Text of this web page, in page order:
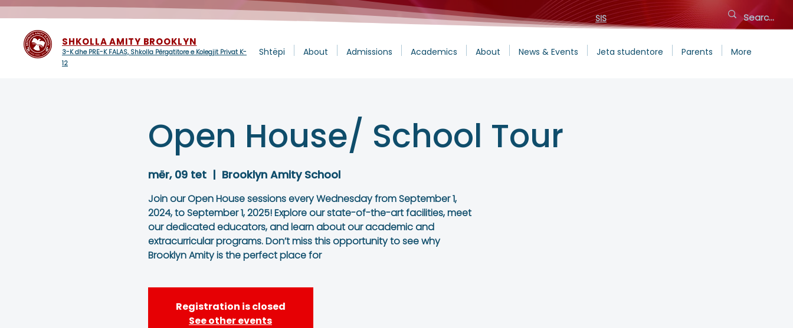
SIS
SHKOLLA AMITY BROOKLYN
3-K dhe PRE-K FALAS, Shkolla Përgatitore e Kolegjit Privat K-
12
Shtëpi About Admissions Academics About News & Events Jeta studentore Parents More
Open House/ School Tour
mër, 09 tet
  |
Brooklyn Amity School
Join our Open House sessions every Wednesday from September 1,
2024, to September 1, 2025! Explore our state-of-the-art facilities, meet
our dedicated educators, and learn about our academic and
extracurricular programs. Don’t miss this opportunity to see why
Brooklyn Amity is the perfect place for
Registration is closed
See other events